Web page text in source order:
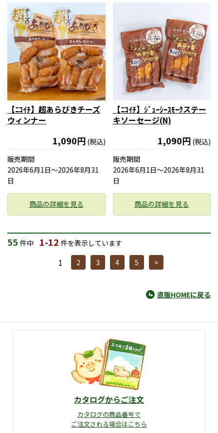
【ﾆｺｲﾁ】超あらびきチーズ
ウィンナー
1,090円 (税込)
販売期間
2026年6月1日〜2026年8月31
日
商品の詳細を見る
【ﾆｺｲﾁ】ｼﾞｭｰｼｰｽﾓｰｸステー
キソーセージ(N)
1,090円 (税込)
販売期間
2026年6月1日〜2026年8月31
日
商品の詳細を見る
55 件中 1-12 件を表示しています
1 2 3 4 5 >
直販HOMEに戻る
カタログからご注文
カタログの商品番号で
ご注文される場合はこちら